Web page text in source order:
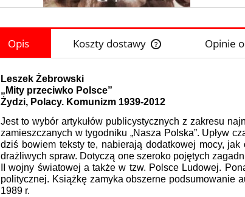
Opis Koszty dostawy Opinie
Leszek Żebrowski
„Mity przeciwko Polsce”
Żydzi, Polacy. Komunizm 1939-2012
Jest to wybór artykułów publicystycznych z zakresu
zamieszczanych w tygodniku „Nasza Polska”. Upływ
dziś bowiem teksty te, nabierają dodatkowej mocy,
drażliwych spraw. Dotyczą one szeroko pojętych
II wojny światowej a także w tzw. Polsce Ludowej.
politycznej. Książkę zamyka obszerne podsumowanie
1989 r.